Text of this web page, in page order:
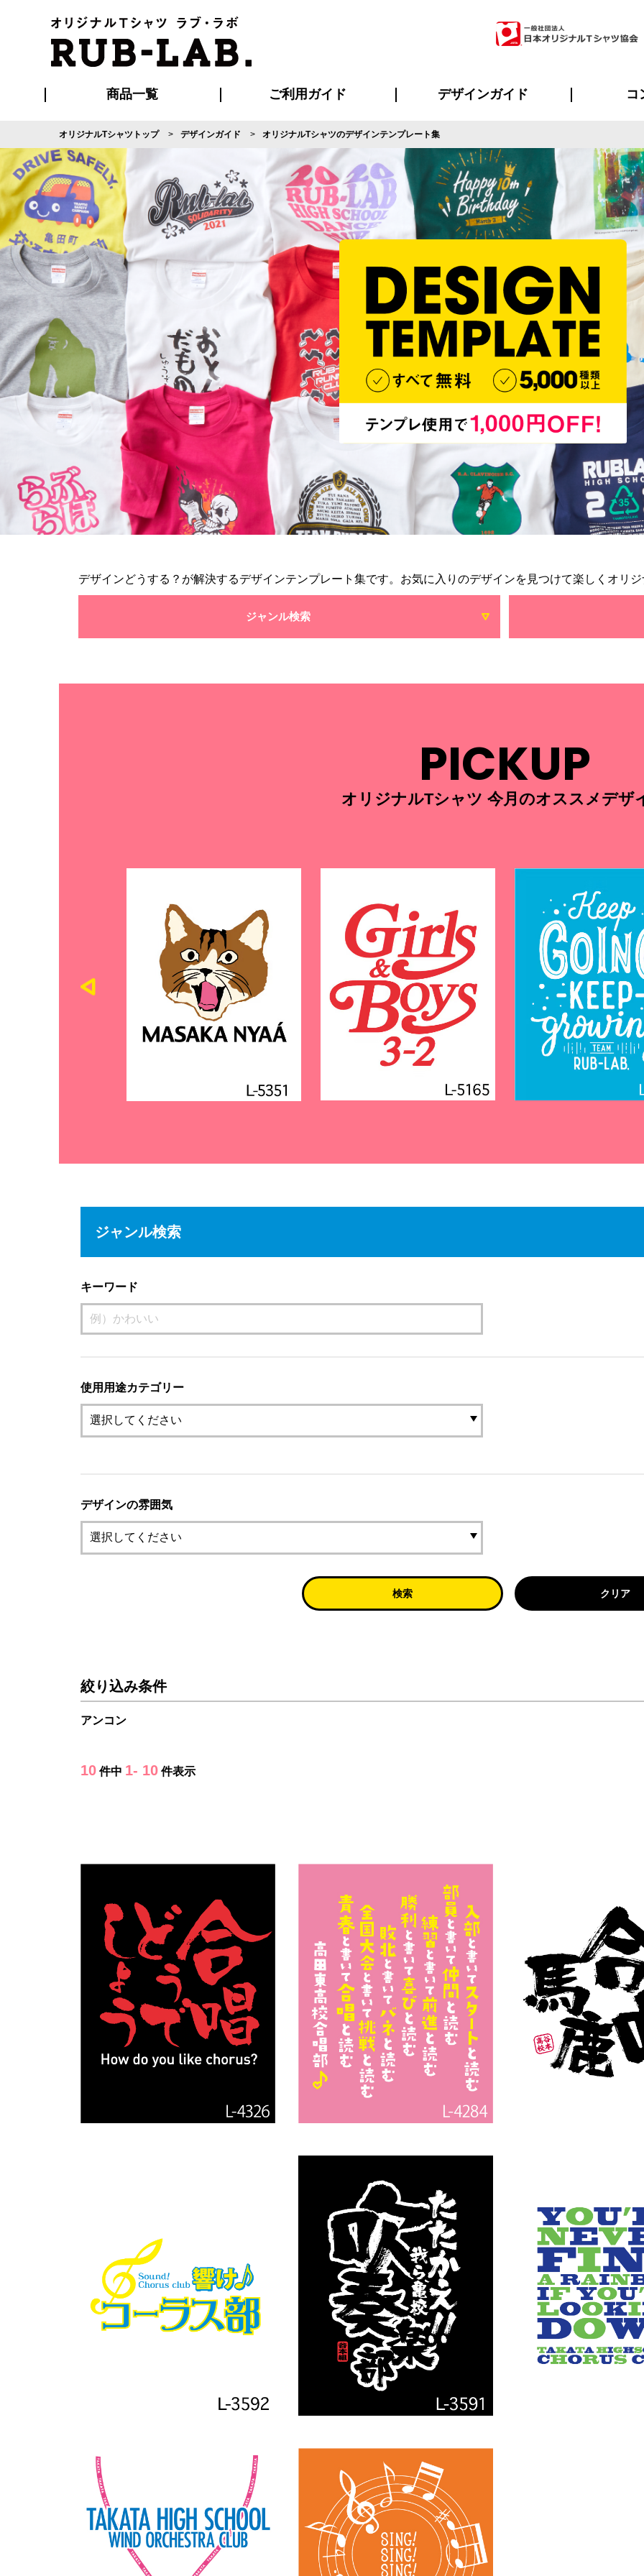
商品一覧
Tシャツ ポロシャツ パーカー・スウェット
ブルゾン・コート セットアップ・ジャージ ツナギ スポー
ハッピ キャップ・バンダナ グッズ全般 の
ご利用ガイド
ご利用ガイド
はじめての方へ
再注文の方へ
お支払い方法について
割引まとめページ
発送・特急サービスについて
版の保管期限について
マイページ会員のメリット
よくあるご質問
デザインガイド
デザイン入稿について
デザイン料について
デザインテンプレート集
デザインシミュレーター
書体一覧（フォント集）
プリント・加工一覧
コ
オリジナルTシャツトップ デザインガイド オリジナルTシャツのデザインテンプレート集
デザインどうする？が解決するデザインテンプレート集です。お気に入りのデザインを見つけて楽しくオリ
ジャンル検索
PICKUP
オリジナルTシャツ 今月のオススメデザ
ジャンル検索
キーワード
使用用途カテゴリー
デザインの雰囲気
検索 クリア
絞り込み条件
アンコン
10 件中 1- 10 件表示